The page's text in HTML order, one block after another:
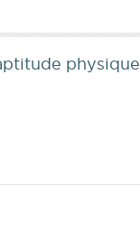
physique